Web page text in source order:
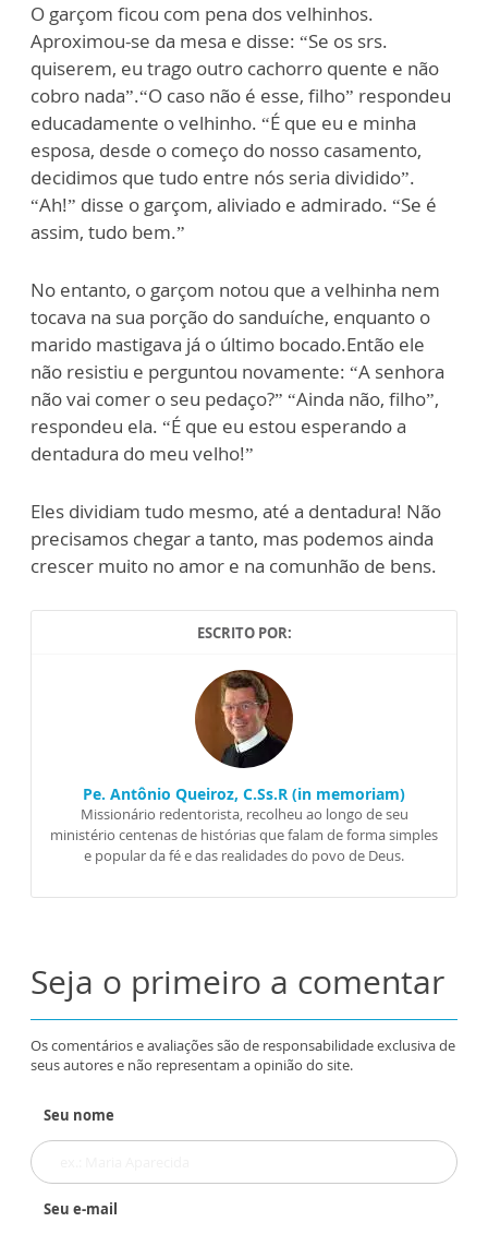
O garçom ficou com pena dos velhinhos.
Aproximou-se da mesa e disse: “Se os srs.
quiserem, eu trago outro cachorro quente e não
cobro nada”.“O caso não é esse, filho” respondeu
educadamente o velhinho. “É que eu e minha
esposa, desde o começo do nosso casamento,
decidimos que tudo entre nós seria dividido”.
“Ah!” disse o garçom, aliviado e admirado. “Se é
assim, tudo bem.”
No entanto, o garçom notou que a velhinha nem
tocava na sua porção do sanduíche, enquanto o
marido mastigava já o último bocado.Então ele
não resistiu e perguntou novamente: “A senhora
não vai comer o seu pedaço?” “Ainda não, filho”,
respondeu ela. “É que eu estou esperando a
dentadura do meu velho!”
Eles dividiam tudo mesmo, até a dentadura! Não
precisamos chegar a tanto, mas podemos ainda
crescer muito no amor e na comunhão de bens.
ESCRITO POR:
Pe. Antônio Queiroz, C.Ss.R (in memoriam)
Missionário redentorista, recolheu ao longo de seu
ministério centenas de histórias que falam de forma simples
e popular da fé e das realidades do povo de Deus.
Seja o primeiro a comentar
Os comentários e avaliações são de responsabilidade exclusiva de
seus autores e não representam a opinião do site.
Seu nome
Seu e-mail